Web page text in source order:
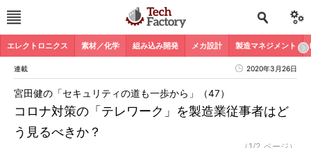
エレクトロニクス 素材／化学 組み込み開発 メカ設計 製造マネジメント
連載 2020年3月26日
コロナ対策の「テレワーク」を製造業従事者はど
う見るべきか？
宮田健の「セキュリティの道も一歩から」（47）